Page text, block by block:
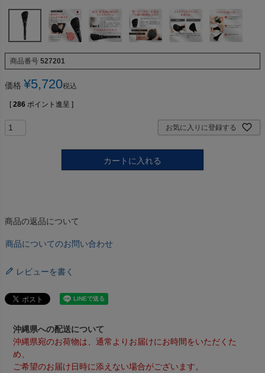
商品番号 527201
価格 ¥5,720税込
[ 286 ポイント進呈 ]
お気に入りに登録する
カートに入れる
商品の返品について
商品についてのお問い合わせ
レビューを書く
沖縄県への配送について
沖縄県宛のお荷物は、通常よりお届けにお時間をいただくた
め、
ご希望のお届け日時に添えない場合がございます。